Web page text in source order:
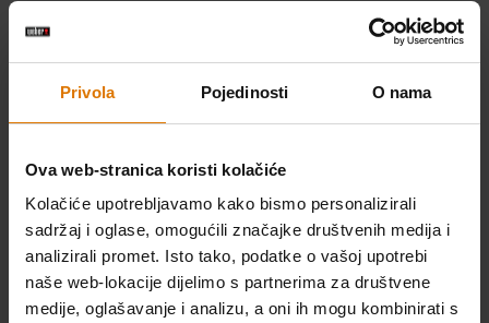
Privola Pojedinosti O nama
Ova web-stranica koristi kolačiće
Kolačiće upotrebljavamo kako bismo personalizirali
sadržaj i oglase, omogućili značajke društvenih medija i
analizirali promet. Isto tako, podatke o vašoj upotrebi
naše web-lokacije dijelimo s partnerima za društvene
medije, oglašavanje i analizu, a oni ih mogu kombinirati s
Plinski roštilj Spirit® E-425
2761cm², Crna
Plinski roštilj Spirit® EP-325
2314cm², Crna